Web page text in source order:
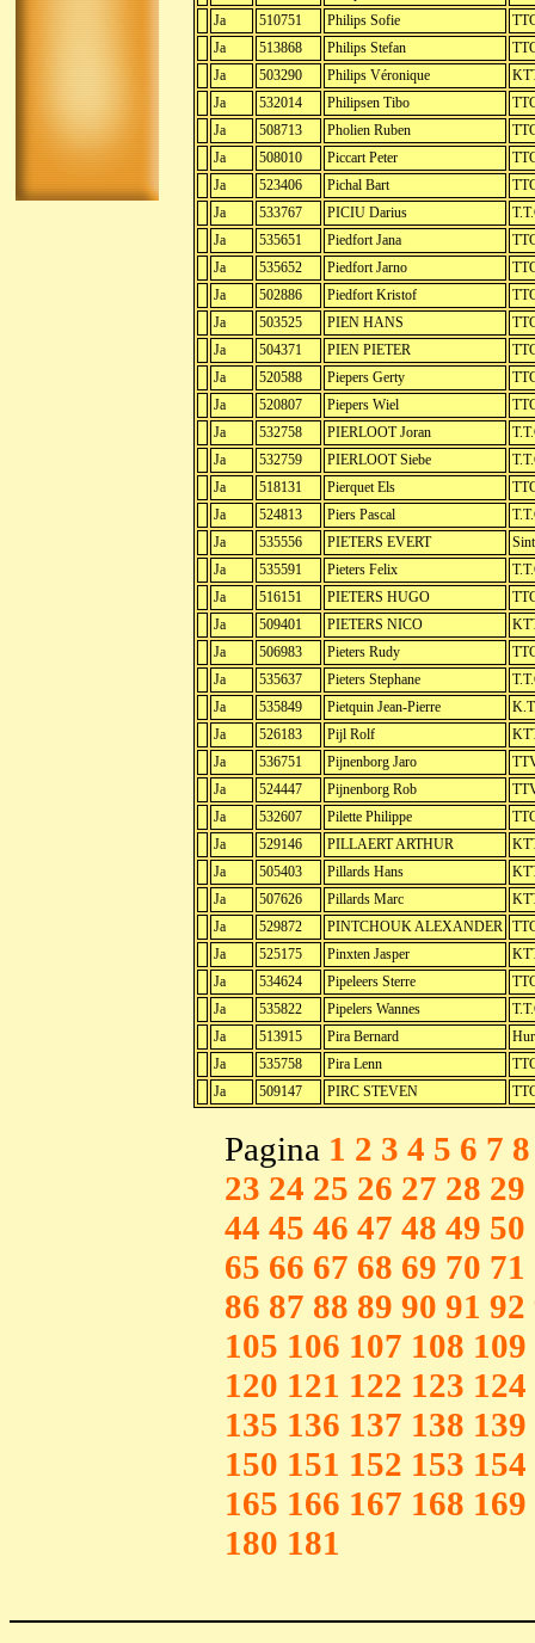
Ja
510751 Philips Sofie
Ja
513868 Philips Stefan
Ja
503290 Philips Véronique
Ja
532014 Philipsen Tibo
Ja
508713 Pholien Ruben
Ja
508010 Piccart Peter
Ja
523406 Pichal Bart
Ja
533767 PICIU Darius
Ja
535651 Piedfort Jana
Ja
535652 Piedfort Jarno
Ja
502886 Piedfort Kristof
Ja
503525 PIEN HANS
Ja
504371 PIEN PIETER
Ja
520588 Piepers Gerty
Ja
520807 Piepers Wiel
Ja
532758 PIERLOOT Joran
Ja
532759 PIERLOOT Siebe
Ja
518131 Pierquet Els
Ja
524813 Piers Pascal
Ja
535556 PIETERS EVERT
Ja
535591 Pieters Felix
Ja
516151 PIETERS HUGO
Ja
509401 PIETERS NICO
Ja
506983 Pieters Rudy
Ja
535637 Pieters Stephane
Ja
535849 Pietquin Jean-Pierre
Ja
526183 Pijl Rolf
Ja
536751 Pijnenborg Jaro
Ja
524447 Pijnenborg Rob
Ja
532607 Pilette Philippe
Ja
529146 PILLAERT ARTHUR
Ja
505403 Pillards Hans
Ja
507626 Pillards Marc
Ja
529872 PINTCHOUK ALEXANDER
Ja
525175 Pinxten Jasper
Ja
534624 Pipeleers Sterre
Ja
535822 Pipelers Wannes
Ja
513915 Pira Bernard
Ja
535758 Pira Lenn
Ja
509147 PIRC STEVEN
Pagina 1 2 3 4 5 6 7 8
23 24 25 26 27 28 29
44 45 46 47 48 49 50
65 66 67 68 69 70 71
86 87 88 89 90 91 92
105 106 107 108 109
120 121 122 123 124
135 136 137 138 139
150 151 152 153 154
165 166 167 168 169
180 181